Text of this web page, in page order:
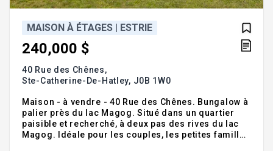
MAISON À ÉTAGES | ESTRIE
240,000 $
40 Rue des Chênes,
Ste-Catherine-De-Hatley, J0B 1W0
Maison - à vendre - 40 Rue des Chênes. Bungalow à
palier près du lac Magog. Situé dans un quartier
paisible et recherché, à deux pas des rives du lac
Magog. Idéale pour les couples, les petites familles